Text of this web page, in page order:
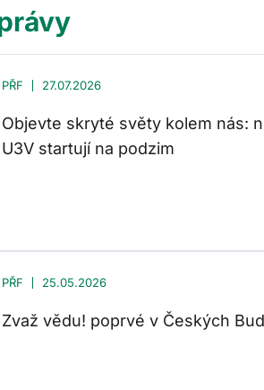
PŘF 27.07.2026
Objevte skryté světy kolem nás:
U3V startují na podzim
PŘF 25.05.2026
Zvaž vědu! poprvé v Českých